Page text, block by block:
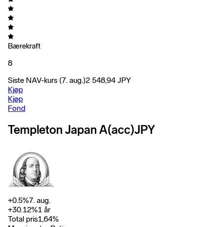
Bærekraft
8
Siste NAV-kurs (7. aug.)2 548,94 JPY
Kjøp
Kjøp
Fond
Templeton Japan A(acc)JPY
+0.5%7. aug.
+30.12%1 år
Total pris1,64%